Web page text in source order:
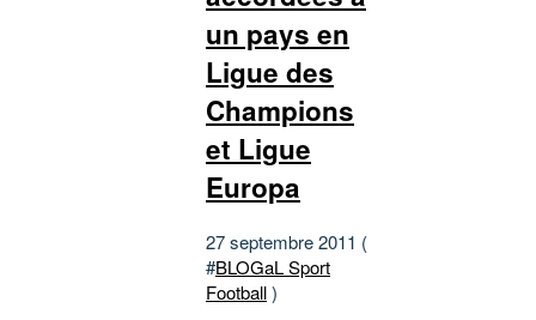
un pays en
Ligue des
Champions
et Ligue
Europa
27 septembre 2011 (
#BLOGaL Sport
Football)